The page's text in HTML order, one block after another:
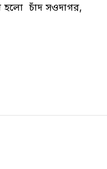
হলো চাঁদ সওদাগর,